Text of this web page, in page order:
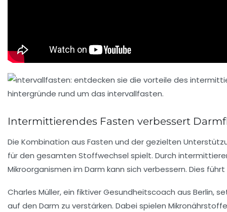
Intermittierendes Fasten verbessert
Die Kombination aus Fasten und der gezielten
für den gesamten Stoffwechsel spielt. Durch
Mikroorganismen im Darm kann sich verbessern. Dies
Charles Müller, ein fiktiver Gesundheitscoach aus Berlin,
auf den Darm zu verstärken. Dabei spielen